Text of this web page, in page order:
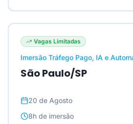
Vagas Limitadas
Imersão Tráfego Pago, IA e
São Paulo/SP
20 de Agosto
8h de imersão